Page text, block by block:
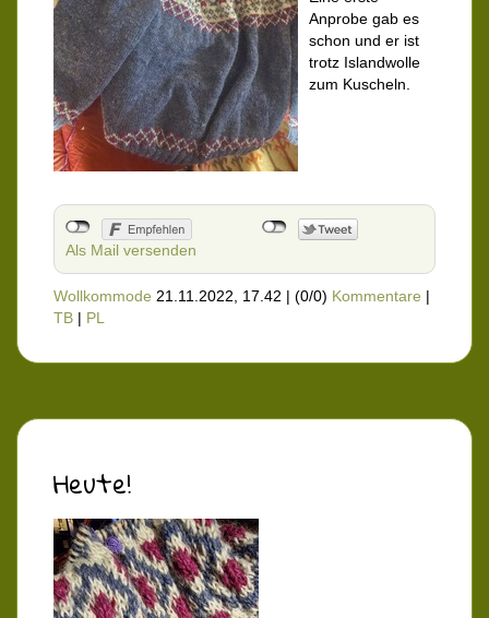
Anprobe gab es
schon und er ist
trotz Islandwolle
zum Kuscheln.
Als Mail versenden
Wollkommode 21.11.2022, 17.42 | (0/0) Kommentare |
TB | PL
Heute!